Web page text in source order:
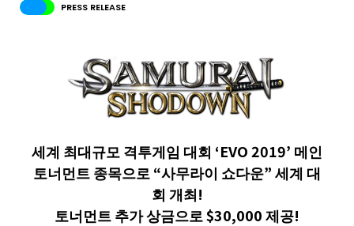
PRESS RELEASE
세계 최대규모 격투게임 대회 ‘EVO 2019’ 메인
토너먼트 종목으로 “사무라이 쇼다운” 세계 대
회 개최!
토너먼트 추가 상금으로 $30,000 제공!